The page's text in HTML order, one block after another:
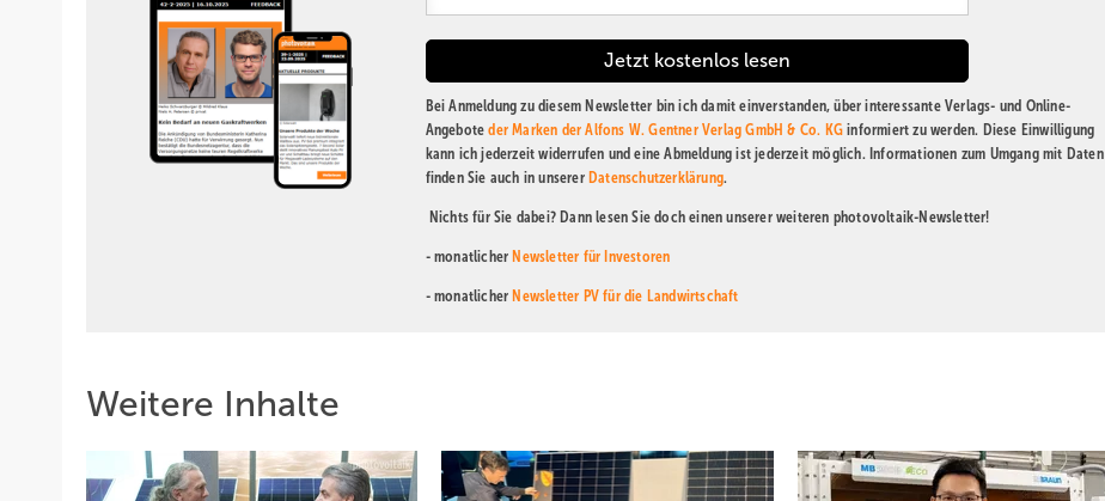
Bei Anmeldung zu diesem Newsletter bin ich damit einverstanden, über interessante Verlags- und Online-
Angeboteder Marken der Alfons W. Gentner Verlag GmbH & Co. KG informiert zu werden. Diese Einwilligung
kann ich jederzeit widerrufen und eine Abmeldung ist jederzeit möglich. Informationen zum Umgang mit Daten
finden Sie auch in unserer Datenschutzerklärung.
Nichts für Sie dabei? Dann lesen Sie doch einen unserer weiteren photovoltaik-Newsletter!
- monatlicher Newsletter für Investoren
- monatlicher Newsletter PV für die Landwirtschaft
Weitere Inhalte